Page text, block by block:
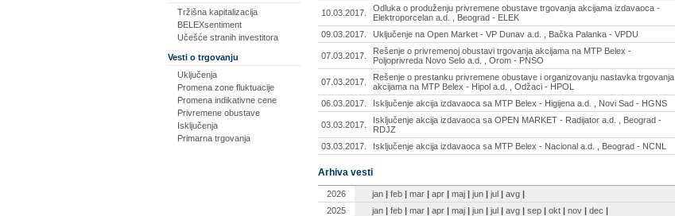
Tržišna kapitalizacija
BELEXsentiment
Učešće stranih investitora
Vesti o trgovanju
Uključenja
Promena zone fluktuacije
Promena indikativne cene
Privremene obustave
Isključenja
Primarna trgovanja
10.03.2017.
Odluka o produženju privremene obustave trgovanja akcijama izdavaoca -
Elektroporcelan a.d. , Beograd - ELEK
09.03.2017. Uključenje na Open Market - VP Dunav a.d. , Bačka Palanka - VPDU
07.03.2017.
Rešenje o privremenoj obustavi trgovanja akcijama na MTP Belex -
Poljoprivreda Novo Selo a.d. , Orom - PNSO
07.03.2017.
Rešenje o prestanku privremene obustave i organizovanju nastavka trgovanja
akcijama na MTP Belex - Hipol a.d. , Odžaci - HPOL
06.03.2017. Isključenje akcija izdavaoca sa MTP Belex - Higijena a.d. , Novi Sad - HGNS
03.03.2017.
Isključenje akcija izdavaoca sa OPEN MARKET - Radijator a.d. , Beograd -
RDJZ
03.03.2017. Isključenje akcija izdavaoca sa MTP Belex - Nacional a.d. , Beograd - NCNL
Arhiva vesti
2026 jan | feb | mar | apr | maj | jun | jul | avg |
2025
jan | feb | mar | apr | maj | jun | jul | avg | sep | okt | nov | dec |